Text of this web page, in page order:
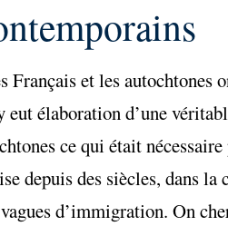
et les autochtones
élaboration d’une
ce qui était
depuis des siècles, dans la
d’immigration. On